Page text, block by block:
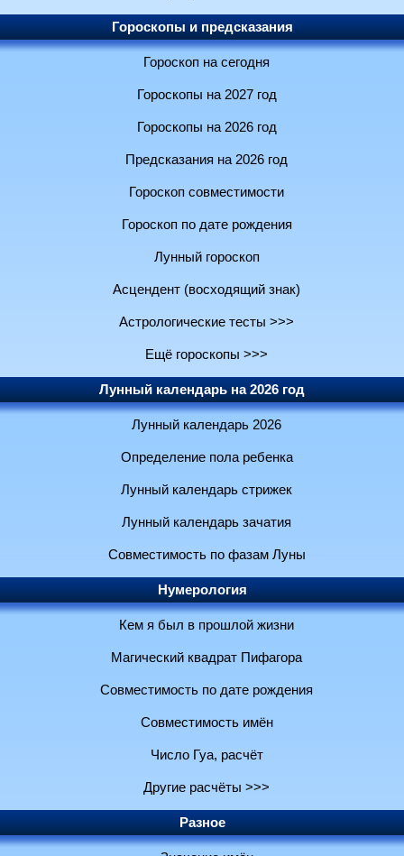
Гороскопы и предсказания
Гороскоп на сегодня
Гороскопы на 2027 год
Гороскопы на 2026 год
Предсказания на 2026 год
Гороскоп совместимости
Гороскоп по дате рождения
Лунный гороскоп
Асцендент (восходящий знак)
Астрологические тесты >>>
Ещё гороскопы >>>
Лунный календарь на 2026 год
Лунный календарь 2026
Определение пола ребенка
Лунный календарь стрижек
Лунный календарь зачатия
Совместимость по фазам Луны
Нумерология
Кем я был в прошлой жизни
Магический квадрат Пифагора
Совместимость по дате рождения
Совместимость имён
Число Гуа, расчёт
Другие расчёты >>>
Разное